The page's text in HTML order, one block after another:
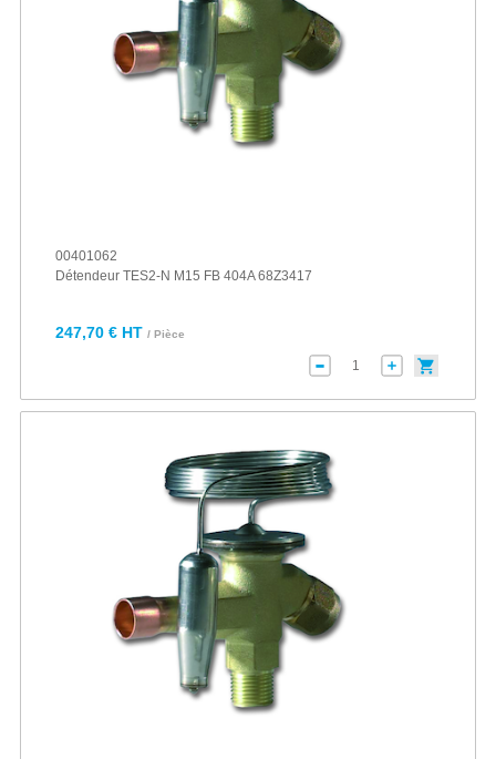
00401062
Détendeur TES2-N M15 FB 404A 68Z3417
247,70 € HT / Pièce